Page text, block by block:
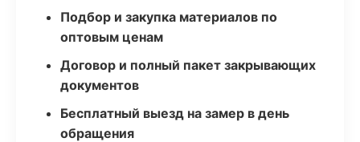
Подбор и закупка материалов по
оптовым ценам
Договор и полный пакет закрывающих
документов
Бесплатный выезд на замер в день
обращения